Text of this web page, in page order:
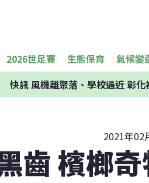
2026世足賽 生態保育 氣候變
快訊風機離聚落、學校過近 彰
2021年02
齒 檳榔